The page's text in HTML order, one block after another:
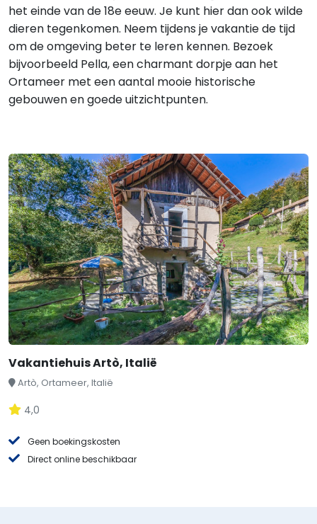
het einde van de 18e eeuw. Je kunt hier dan ook wilde
dieren tegenkomen. Neem tijdens je vakantie de tijd
om de omgeving beter te leren kennen. Bezoek
bijvoorbeeld Pella, een charmant dorpje aan het
Ortameer met een aantal mooie historische
gebouwen en goede uitzichtpunten.
Vakantiehuis Artò, Italië
Artò, Ortameer, Italië
4,0
Geen boekingskosten
Direct online beschikbaar